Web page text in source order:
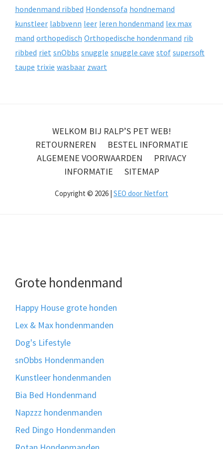
hondenmand ribbed Hondensofa hondnemand
kunstleer labbvenn leer leren hondenmand lex max
mand orthopedisch Orthopedische hondenmand rib
ribbed riet snObbs snuggle snuggle cave stof supersoft
taupe trixie wasbaar zwart
WELKOM BIJ RALP’S PET WEB!
RETOURNEREN
BESTEL INFORMATIE
ALGEMENE VOORWAARDEN
PRIVACY
INFORMATIE
SITEMAP
Copyright © 2026 | SEO door Netfort
Grote hondenmand
Happy House grote honden
Lex & Max hondenmanden
Dog's Lifestyle
snObbs Hondenmanden
Kunstleer hondenmanden
Bia Bed Hondenmand
Napzzz hondenmanden
Red Dingo Hondenmanden